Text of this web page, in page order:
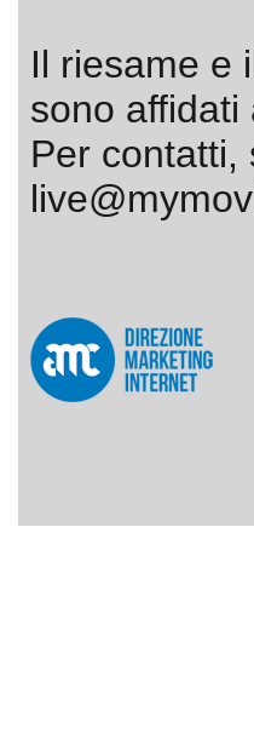
Il riesame e
sono
Per contatti,